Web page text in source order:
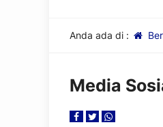
Anda ada di :
Media